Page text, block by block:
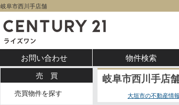
岐阜市西川手店舗
お問い合わせ 物件検索
岐阜市西川手店
大垣市の不動産情
売買
売買物件を探す